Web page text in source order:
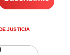
JUSTICIA